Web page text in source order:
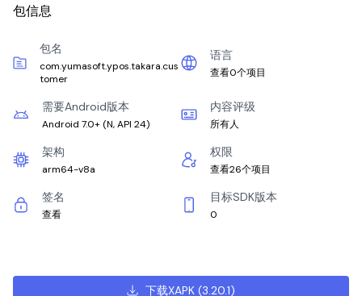
包信息
包名
com.yumasoft.ypos.takara.cus
tomer
语言
查看0个项目
需要Android版本
Android 7.0+ (N, API 24)
内容评级
所有人
架构
arm64-v8a
权限
查看26个项目
签名
查看
目标SDK版本
0
下载XAPK (3.20.1)